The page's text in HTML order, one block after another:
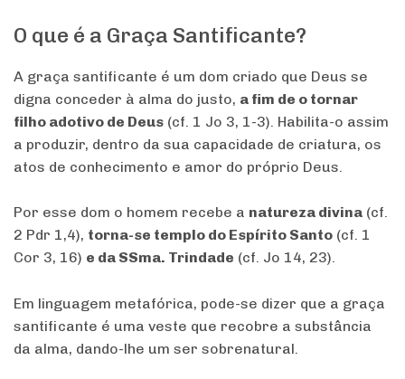
O que é a Graça Santificante?
A graça santificante é um dom criado que Deus se
digna conceder à alma do justo, a fim de o tornar
filho adotivo de Deus (cf. 1 Jo 3, 1-3). Habilita-o assim
a produzir, dentro da sua capacidade de criatura, os
atos de conhecimento e amor do próprio Deus.
Por esse dom o homem recebe a natureza divina (cf.
2 Pdr 1,4), torna-se templo do Espírito Santo (cf. 1
Cor 3, 16) e da SSma. Trindade (cf. Jo 14, 23).
Em linguagem metafórica, pode-se dizer que a graça
santificante é uma veste que recobre a substância
da alma, dando-lhe um ser sobrenatural.